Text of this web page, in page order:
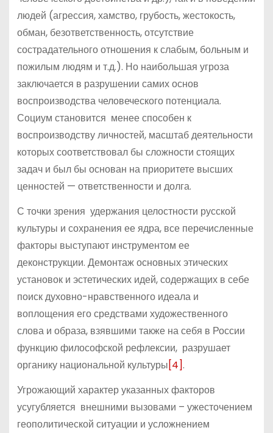
людей (агрессия, хамство, грубость, жестокость,
обман, безответственность, отсутствие
сострадательного отношения к слабым, больным и
пожилым людям и т.д.). Но наибольшая угроза
заключается в разрушении самих основ
воспроизводства человеческого потенциала.
Социум становится менее способен к
воспроизводству личностей, масштаб деятельности
которых соответствовал бы сложности стоящих
задач и был бы основан на приоритете высших
ценностей — ответственности и долга.
С точки зрения удержания целостности русской
культуры и сохранения ее ядра, все перечисленные
факторы выступают инструментом ее
деконструкции. Демонтаж основных этических
установок и эстетических идей, содержащих в себе
поиск духовно-нравственного идеала и
воплощения его средствами художественного
слова и образа, взявшими также на себя в России
функцию философской рефлексии, разрушает
органику национальной культуры[4].
Угрожающий характер указанных факторов
усугубляется внешними вызовами – ужесточением
геополитической ситуации и усложнением